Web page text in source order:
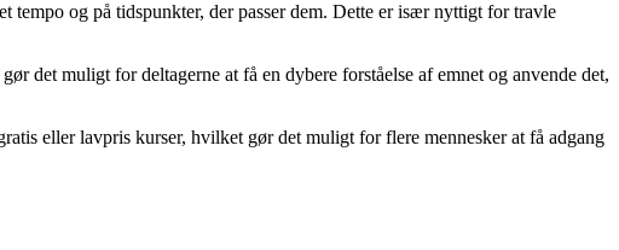
tempo og på tidspunkter, der passer dem. Dette er især nyttigt for travle
det muligt for deltagerne at få en dybere forståelse af emnet og anvende det,
eller lavpris kurser, hvilket gør det muligt for flere mennesker at få adgang